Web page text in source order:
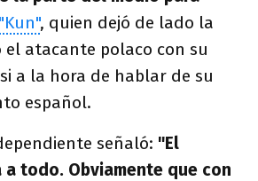
, quien dejó de lado la
atacante polaco con su
a la hora de hablar de su
español.
señaló: "El
a todo. Obviamente que con